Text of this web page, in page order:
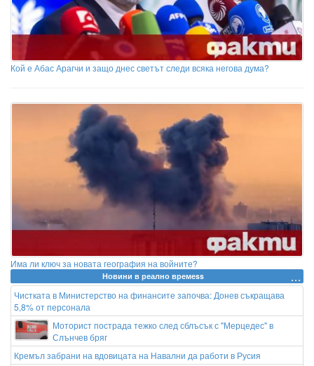
Кой е Абас Арагчи и защо днес светът следи всяка негова дума?
Има ли ключ за новата география на войните?
Новини в реално времеss
Чистката в Министерство на финансите започва: Донев съкращава
5,8% от персонала
Моторист пострада тежко след сблъсък с "Мерцедес" в
Слънчев бряг
Кремъл забрани на вдовицата на Навални да работи в Русия